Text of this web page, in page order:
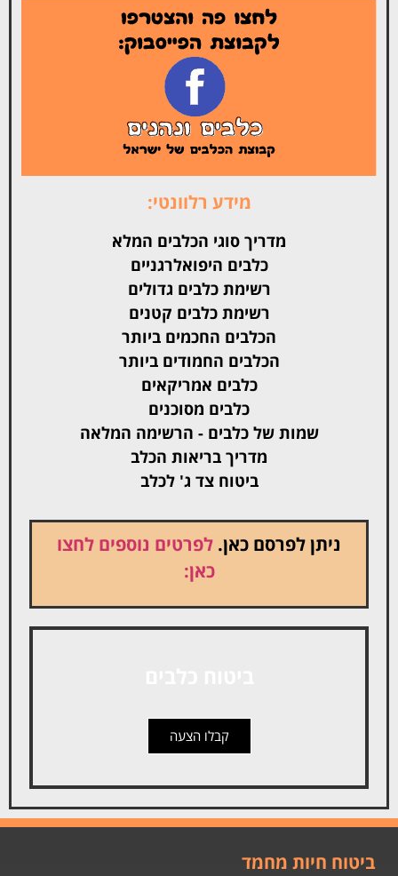
מידע רלוונטי:
מדריך סוגי הכלבים המלא
כלבים היפואלרגניים
רשימת כלבים גדולים
רשימת כלבים קטנים
הכלבים החכמים ביותר
הכלבים החמודים ביותר
כלבים אמריקאים
כלבים מסוכנים
שמות של כלבים - הרשימה המלאה
מדריך בריאות הכלב
ביטוח צד ג' לכלב
ניתן לפרסם כאן. לפרטים נוספים לחצו
כאן:
קבלו הצעה
ביטוח חיות מחמד